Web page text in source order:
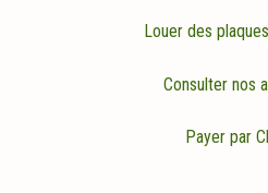
Louer des
Consulter nos
Payer par